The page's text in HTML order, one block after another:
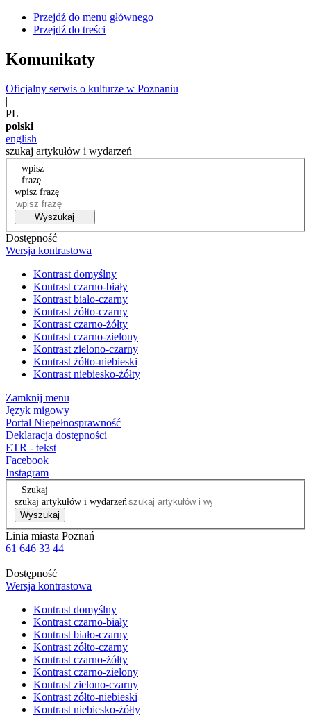
Przejdź do menu głównego
Przejdź do treści
Komunikaty
Oficjalny serwis o kulturze w Poznaniu
|
PL
polski
english
szukaj artykułów i wydarzeń
wpisz
frazę
wpisz frazę
Wyszukaj
Dostępność
Wersja kontrastowa
Kontrast domyślny
Kontrast czarno-biały
Kontrast biało-czarny
Kontrast żółto-czarny
Kontrast czarno-żółty
Kontrast czarno-zielony
Kontrast zielono-czarny
Kontrast żółto-niebieski
Kontrast niebiesko-żółty
Zamknij menu
Język migowy
Portal Niepełnosprawność
Deklaracja dostępności
ETR - tekst
Facebook
Instagram
Szukaj
szukaj artykułów i wydarzeń
Wyszukaj
Linia miasta Poznań
61 646 33 44
Dostępność
Wersja kontrastowa
Kontrast domyślny
Kontrast czarno-biały
Kontrast biało-czarny
Kontrast żółto-czarny
Kontrast czarno-żółty
Kontrast czarno-zielony
Kontrast zielono-czarny
Kontrast żółto-niebieski
Kontrast niebiesko-żółty